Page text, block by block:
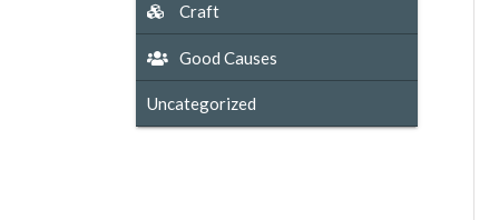
Craft
Good Causes
Uncategorized